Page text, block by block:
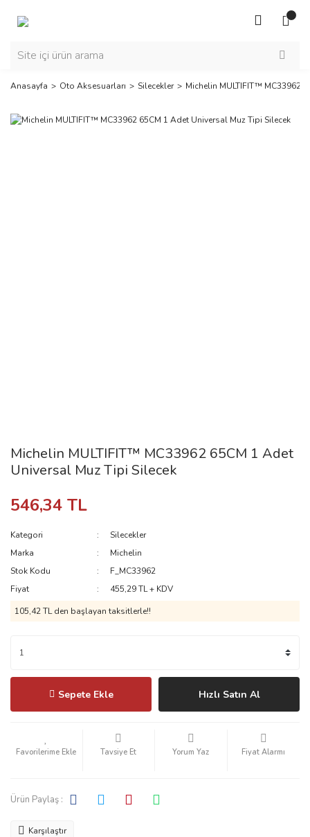
Anasayfa Oto Aksesuarları Silecekler Michelin MULTIFIT™ MC33962
Michelin MULTIFIT™ MC33962 65CM 1 Adet
Universal Muz Tipi Silecek
546,34 TL
Kategori
Silecekler
Marka
Michelin
Stok Kodu
F_MC33962
Fiyat
455,29 TL + KDV
105,42 TL den başlayan taksitlerle!!
Sepete Ekle Hızlı Satın Al
Tavsiye Et Yorum Yaz Fiyat Alarmı
Ürün Paylaş :
Karşılaştır